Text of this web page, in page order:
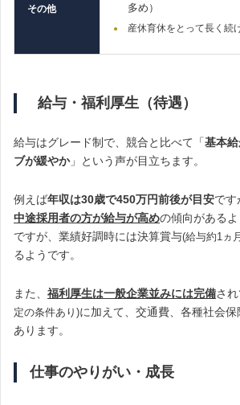
その他
多め）
産休育休をとって長く続
給与・福利厚生（待遇）
給与はグレード制で、競合と比べて「基本
ブが緩やか」という声が目立ちます。
例えば年収は30歳で450万円前後が目安です
中途採用者の方が給与が高めの傾向がある
ですが、業績好調時には決算賞与(給与約1ヵ
るようです。
また、 福利厚生は一般企業並みには完備さ
定の条件あり)に加えて、交通費、各種社会
あります。
仕事のやりがい・成長